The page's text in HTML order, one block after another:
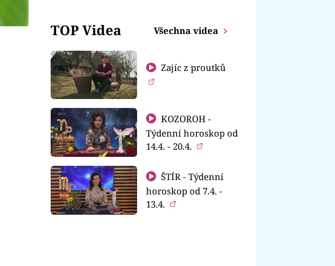
TOP Videa Všechna videa
Zajíc z proutků
KOZOROH -
Týdenní horoskop od
14.4. - 20.4.
ŠTÍR - Týdenní
horoskop od 7.4. -
13.4.